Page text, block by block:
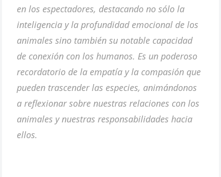
en los espectadores, destacando no sólo la
inteligencia y la profundidad emocional de los
animales sino también su notable capacidad
de conexión con los humanos. Es un poderoso
recordatorio de la empatía y la compasión que
pueden trascender las especies, animándonos
a reflexionar sobre nuestras relaciones con los
animales y nuestras responsabilidades hacia
ellos.